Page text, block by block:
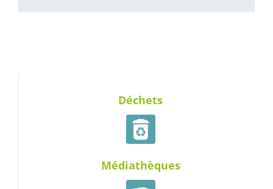
Déchets
Médiathèques